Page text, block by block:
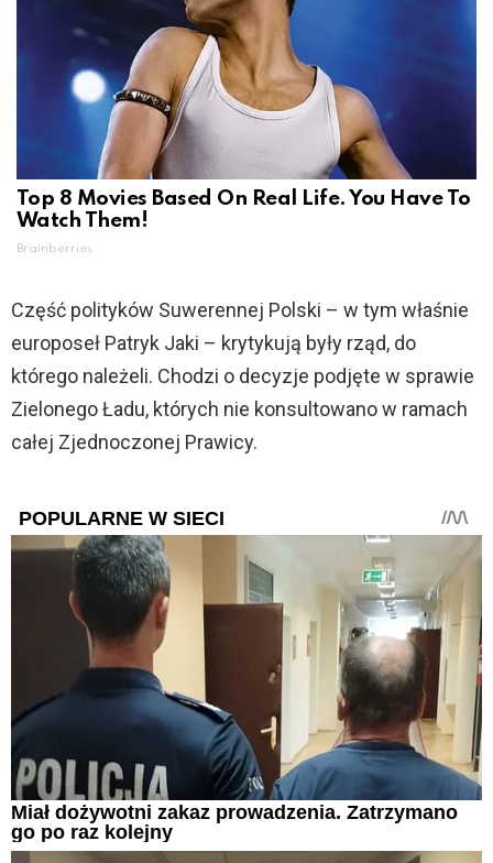
Top 8 Movies Based On Real Life. You Have To
Watch Them!
Brainberries
Część polityków Suwerennej Polski – w tym właśnie
europoseł Patryk Jaki – krytykują były rząd, do
którego należeli. Chodzi o decyzje podjęte w sprawie
Zielonego Ładu, których nie konsultowano w ramach
całej Zjednoczonej Prawicy.
POPULARNE W SIECI
Miał dożywotni zakaz prowadzenia. Zatrzymano
go po raz kolejny